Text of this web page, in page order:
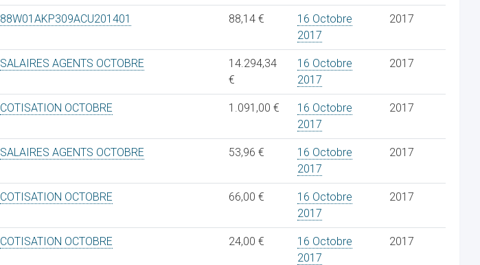
88W01AKP309ACU201401 88,14 €
16 Octobre
2017
2017
SALAIRES AGENTS OCTOBRE
14.294,34
€
16 Octobre
2017
2017
COTISATION OCTOBRE 1.091,00 €
16 Octobre
2017
2017
SALAIRES AGENTS OCTOBRE 53,96 €
16 Octobre
2017
2017
COTISATION OCTOBRE 66,00 €
16 Octobre
2017
2017
COTISATION OCTOBRE 24,00 €
16 Octobre
2017
2017